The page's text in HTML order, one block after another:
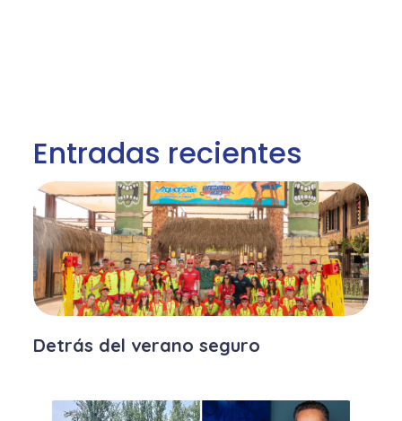
Entradas recientes
Detrás del verano seguro